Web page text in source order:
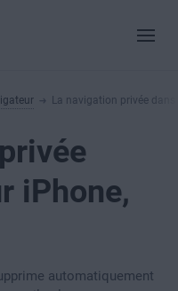
La navigation privée
iPhone,
automatiquement